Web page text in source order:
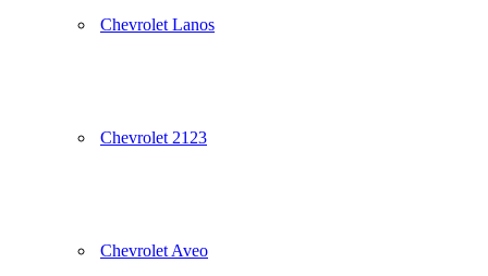
Chevrolet Lanos
Chevrolet 2123
Chevrolet Aveo